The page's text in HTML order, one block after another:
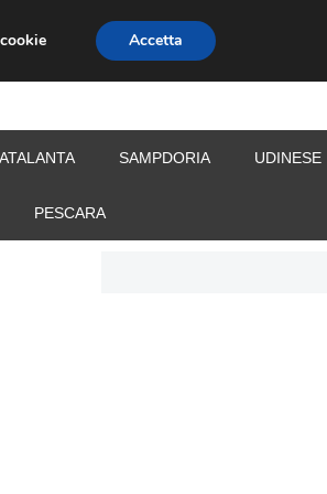
CALCIOMERCATO
SAMPDORIA UDINESE
PESCARA
Accetta